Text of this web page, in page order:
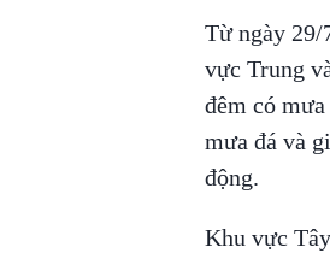
Từ ngày 29/
vực Trung
đêm có
mưa đá và
động.
Khu vực